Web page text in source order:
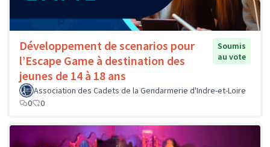
Développement de scenarios pour
l’Escape Game à destination des
jeunes de 14 à 18 ans
Soumis
au vote
Association des Cadets de la Gendarmerie d'Indre-et-Loire
0
0